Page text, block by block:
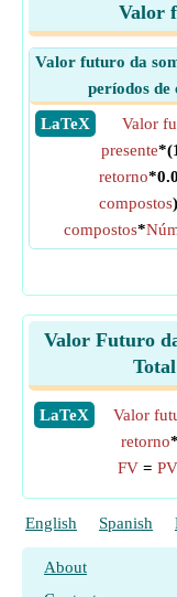
Valor
Valor futuro da
períodos de
​ LaTeX
Valor
presente
retorno
compostos
compostos*
Valor Futuro
​LaTeX Valor
retorno
FV = PV
English Spanish
About